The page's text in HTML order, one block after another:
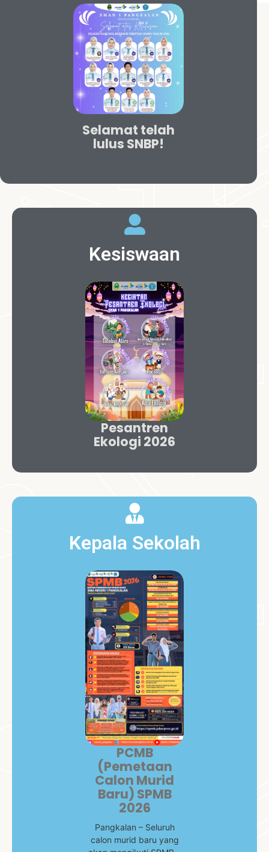
Selamat telah
lulus SNBP!
Kesiswaan
Pesantren
Ekologi 2026
Kepala Sekolah
PCMB
(Pemetaan
Calon Murid
Baru) SPMB
2026
Pangkalan – Seluruh
calon murid baru yang